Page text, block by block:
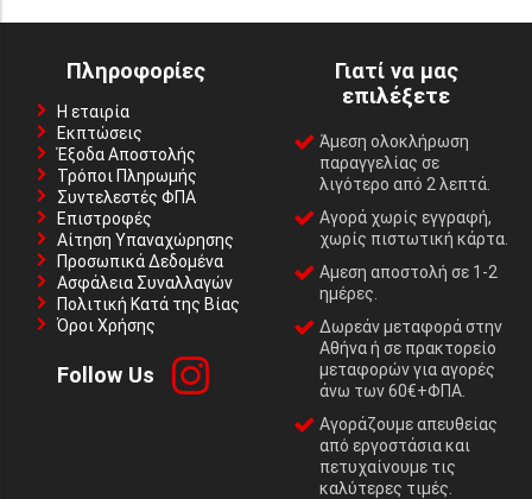
Πληροφορίες
Η εταιρία
Εκπτώσεις
Έξοδα Αποστολής
Τρόποι Πληρωμής
Συντελεστές ΦΠΑ
Επιστροφές
Αίτηση Υπαναχώρησης
Προσωπικά Δεδομένα
Ασφάλεια Συναλλαγών
Πολιτική Κατά της Βίας
Όροι Χρήσης
Follow Us
Γιατί να μας
επιλέξετε
Άμεση ολοκλήρωση
παραγγελίας σε
λιγότερο από 2 λεπτά.
Αγορά χωρίς εγγραφή,
χωρίς πιστωτική κάρτα.
Αμεση αποστολή σε 1-2
ημέρες.
Δωρεάν μεταφορά στην
Αθήνα ή σε πρακτορείο
μεταφορών για αγορές
άνω των 60€+ΦΠΑ.
Αγοράζουμε απευθείας
από εργοστάσια και
πετυχαίνουμε τις
καλύτερες τιμές.